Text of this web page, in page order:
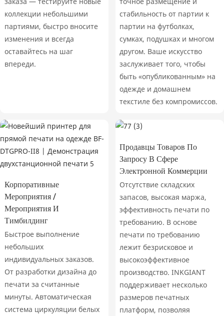
коллекции небольшими
партиями, быстро вносите
изменения и всегда
оставайтесь на шаг
впереди.
стабильность от партии к
партии на футболках,
сумках, подушках и многом
другом. Ваше искусство
заслуживает того, чтобы
быть «опубликованным» на
одежде и домашнем
текстиле без компромиссов.
Корпоративные
Мероприятия /
Мероприятия И
Тимбилдинг
Быстрое выполнение
небольших
индивидуальных заказов.
От разработки дизайна до
печати за считанные
минуты. Автоматическая
система циркуляции белых
Продавцы Товаров По
Запросу В Сфере
Электронной Коммерции
Отсутствие складских
запасов, высокая маржа,
эффективность печати по
требованию. В основе
печати по требованию
лежит безрисковое и
высокоэффективное
производство. INKGIANT
поддерживает несколько
размеров печатных
платформ, позволяя